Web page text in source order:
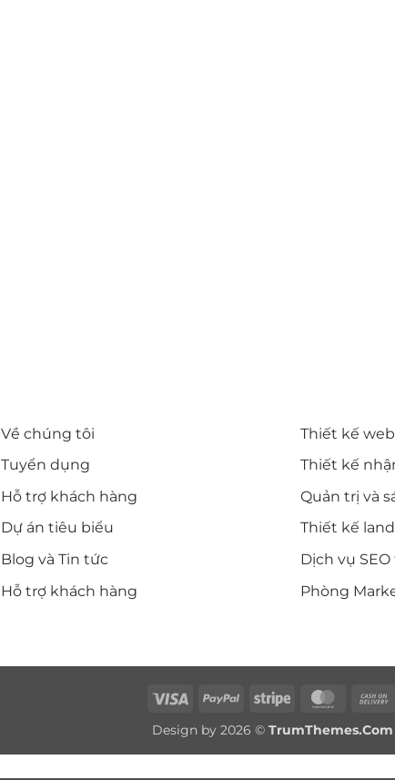
Về chúng tôi
Tuyển dụng
Hỗ trợ khách hàng
Dự án tiêu biểu
Blog và Tin tức
Hỗ trợ khách hàng
Thiết kế
Thiết kế
Quản trị và
Thiết kế
Dịch vụ
Phòng
Visa PayPal Stripe
Design by 2026 © TrumThemes.Com